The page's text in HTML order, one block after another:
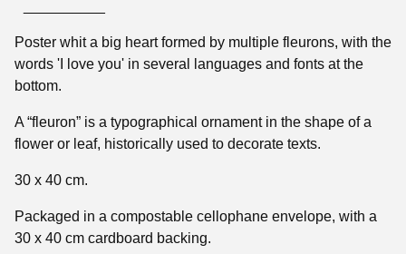
Poster whit a big heart formed by multiple fleurons, with the
words 'I love you' in several languages and fonts at the
bottom.
A “fleuron” is a typographical ornament in the shape of a
flower or leaf, historically used to decorate texts.
30 x 40 cm.
Packaged in a compostable cellophane envelope, with a
30 x 40 cm cardboard backing.